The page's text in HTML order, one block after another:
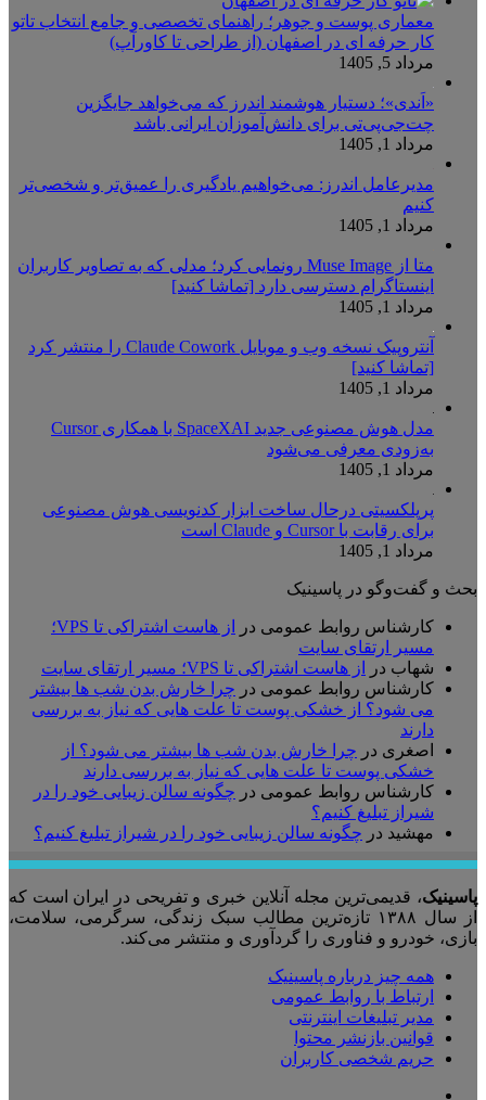
معماری پوست و جوهر؛ راهنمای تخصصی و جامع انتخاب تاتو
کار حرفه ای در اصفهان (از طراحی تا کاورآپ)
مرداد 5, 1405
«اَندی»؛ دستیار هوشمند اندرز که می‌خواهد جایگزین
چت‌جی‌پی‌تی برای دانش‌آموزان ایرانی باشد
مرداد 1, 1405
مدیرعامل اندرز: می‌خواهیم یادگیری را عمیق‌تر و شخصی‌تر
کنیم
مرداد 1, 1405
متا از Muse Image رونمایی کرد؛ مدلی که به تصاویر کاربران
اینستاگرام دسترسی دارد [تماشا کنید]
مرداد 1, 1405
آنتروپیک نسخه وب و موبایل Claude Cowork را منتشر کرد
[تماشا کنید]
مرداد 1, 1405
مدل هوش مصنوعی جدید SpaceXAI با همکاری Cursor
به‌زودی معرفی می‌شود
مرداد 1, 1405
پرپلکسیتی درحال ساخت ابزار کدنویسی هوش مصنوعی
برای رقابت با Cursor و Claude است
مرداد 1, 1405
بحث و گفت‌وگو در پاسینیک
کارشناس روابط عمومی در
از هاست اشتراکی تا VPS؛
مسیر ارتقای سایت
شهاب در
از هاست اشتراکی تا VPS؛ مسیر ارتقای سایت
کارشناس روابط عمومی در چرا خارش بدن شب ها بیشتر
می شود؟ از خشکی پوست تا علت هایی که نیاز به بررسی
دارند
اصغری در چرا خارش بدن شب ها بیشتر می شود؟ از
خشکی پوست تا علت هایی که نیاز به بررسی دارند
کارشناس روابط عمومی در چگونه سالن زیبایی خود را در
شیراز تبلیغ کنیم؟
مهشید در چگونه سالن زیبایی خود را در شیراز تبلیغ کنیم؟
پاسینیک، قدیمی‌ترین مجله آنلاین خبری و تفریحی در ایران است که
از سال ۱۳۸۸ تازه‌ترین مطالب سبک زندگی، سرگرمی، سلامت،
بازی، خودرو و فناوری را گردآوری و منتشر می‌کند.
همه چیز درباره پاسینیک
ارتباط با روابط عمومی
مدیر تبلیغات اینترنتی
قوانین بازنشر محتوا
حریم شخصی کاربران